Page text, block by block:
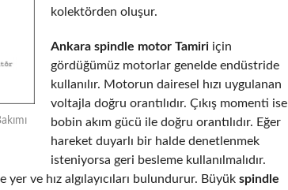
kolektörden oluşur.
Ankara spindle motor Tamiri için
gördüğümüz motorlar genelde endüstride
kullanılır. Motorun dairesel hızı uygulanan
voltajla doğru orantılıdır. Çıkış momenti ise
bobin akım gücü ile doğru orantılıdır. Eğer
hareket duyarlı bir halde denetlenmek
isteniyorsa geri besleme kullanılmalıdır.
ve hız algılayıcıları bulundurur. Büyük spindle